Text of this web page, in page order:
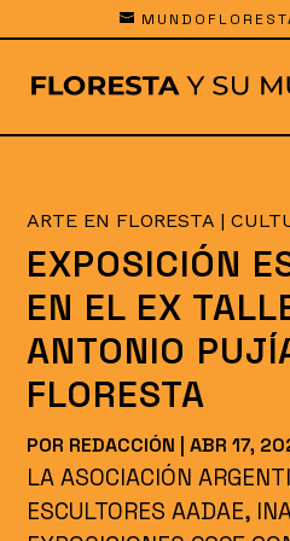
ARTE EN FLORESTA |
EXPOSICIÓN
EN EL EX
ANTONIO
FLORESTA
POR REDACCIÓN |ABR 17,
LA ASOCIACIÓN
ESCULTORES AADAE,